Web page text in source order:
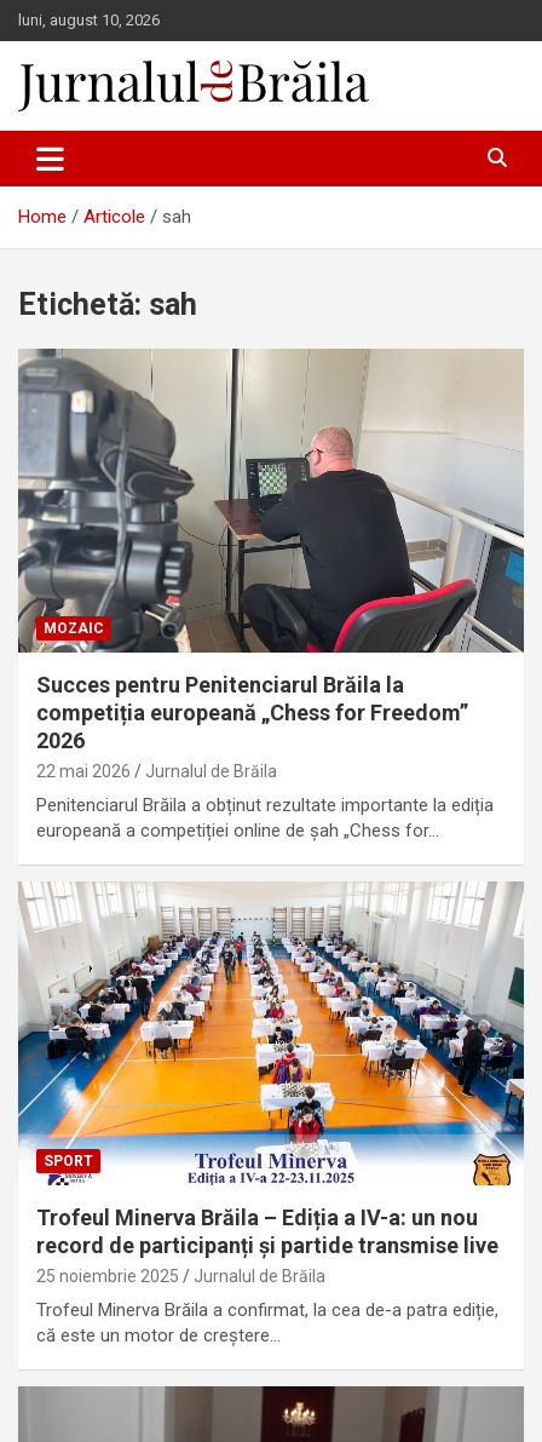
Skip
to
content
luni, august 10, 2026
Jurnalul de Brăila
Home Articole sah
Etichetă: sah
MOZAIC
Succes pentru Penitenciarul Brăila la
competiția europeană „Chess for Freedom”
2026
22 mai 2026 Jurnalul de Brăila
Penitenciarul Brăila a obținut rezultate importante la ediția
europeană a competiției online de șah „Chess for…
SPORT
Trofeul Minerva Brăila – Ediția a IV-a: un nou
record de participanți și partide transmise live
25 noiembrie 2025 Jurnalul de Brăila
Trofeul Minerva Brăila a confirmat, la cea de-a patra ediție,
că este un motor de creștere…